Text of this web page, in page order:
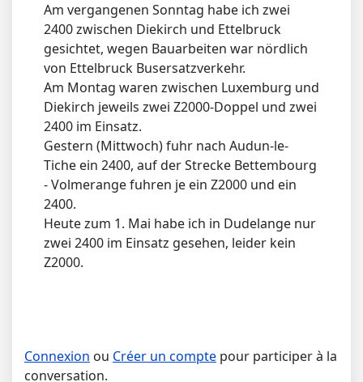
Am vergangenen Sonntag habe ich zwei
2400 zwischen Diekirch und Ettelbruck
gesichtet, wegen Bauarbeiten war nördlich
von Ettelbruck Busersatzverkehr.
Am Montag waren zwischen Luxemburg und
Diekirch jeweils zwei Z2000-Doppel und zwei
2400 im Einsatz.
Gestern (Mittwoch) fuhr nach Audun-le-
Tiche ein 2400, auf der Strecke Bettembourg
- Volmerange fuhren je ein Z2000 und ein
2400.
Heute zum 1. Mai habe ich in Dudelange nur
zwei 2400 im Einsatz gesehen, leider kein
Z2000.
Connexion ou Créer un compte pour participer à la
conversation.